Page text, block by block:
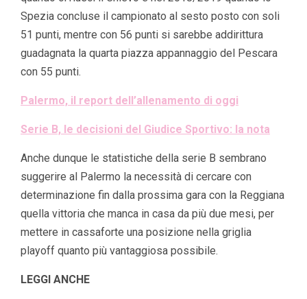
Spezia concluse il campionato al sesto posto con soli
51 punti, mentre con 56 punti si sarebbe addirittura
guadagnata la quarta piazza appannaggio del Pescara
con 55 punti.
Palermo, il report dell’allenamento di oggi
Serie B, le decisioni del Giudice Sportivo: la nota
Anche dunque le statistiche della serie B sembrano
suggerire al Palermo la necessità di cercare con
determinazione fin dalla prossima gara con la Reggiana
quella vittoria che manca in casa da più due mesi, per
mettere in cassaforte una posizione nella griglia
playoff quanto più vantaggiosa possibile.
LEGGI ANCHE